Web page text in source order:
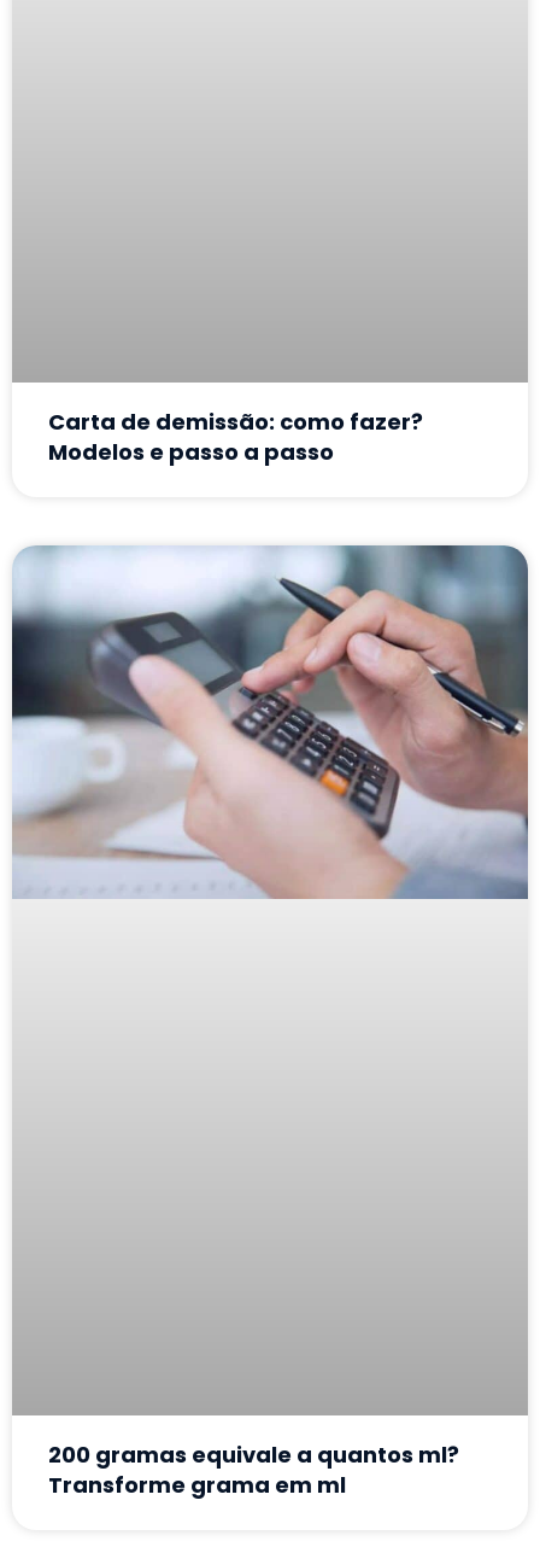
Carta de demissão: como fazer?
Modelos e passo a passo
200 gramas equivale a quantos ml?
Transforme grama em ml